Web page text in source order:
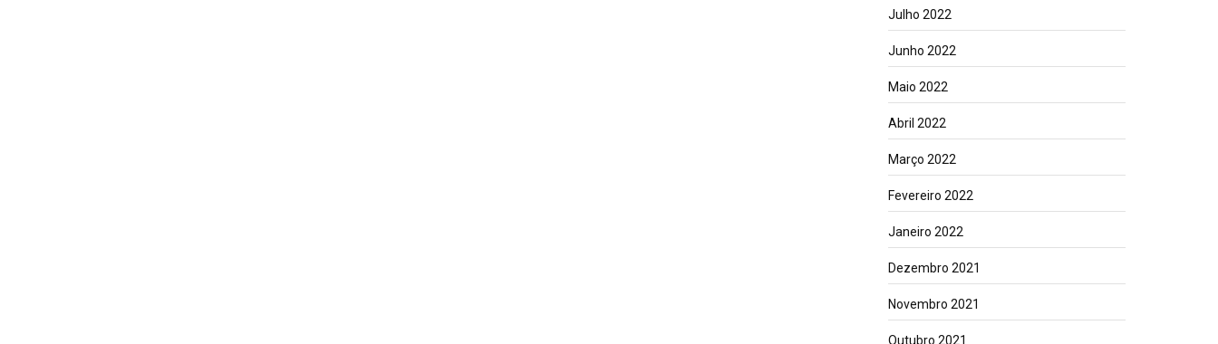
Julho 2022
Junho 2022
Maio 2022
Abril 2022
Março 2022
Fevereiro 2022
Janeiro 2022
Dezembro 2021
Novembro 2021
Outubro 2021